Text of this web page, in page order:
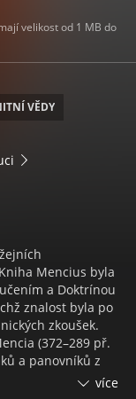
velikost od 1 MB do
VĚDY
Mencius byla
a Doktrínou
znalost byla po
zkoušek.
(372–289 př.
a panovníků z
filosof“ snažil
více